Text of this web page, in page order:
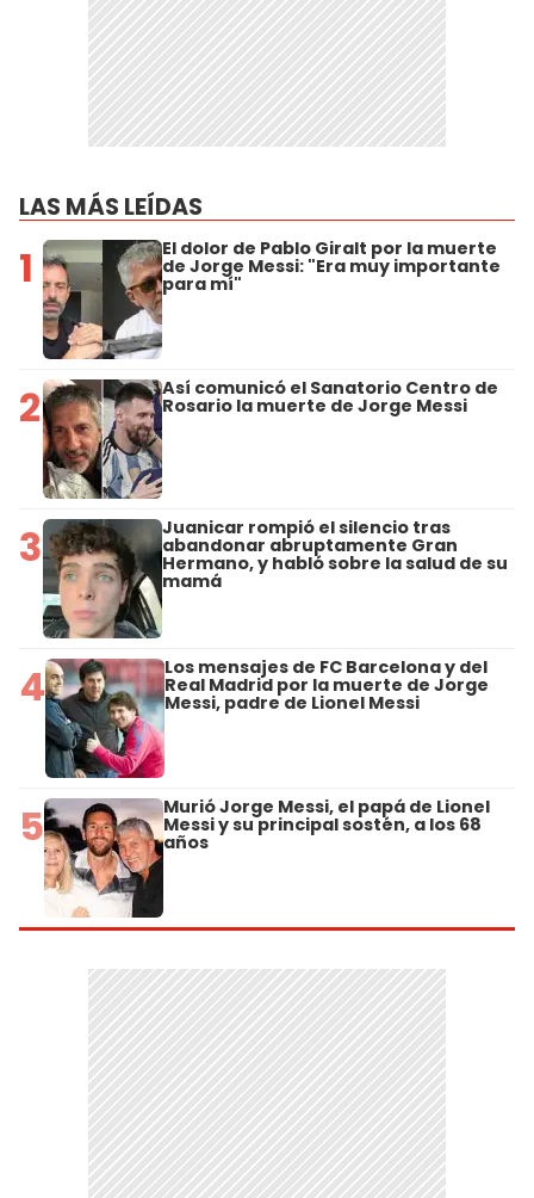
LAS MÁS LEÍDAS
1 El dolor de Pablo Giralt por la muerte
de Jorge Messi: "Era muy importante
para mí"
2 Así comunicó el Sanatorio Centro de
Rosario la muerte de Jorge Messi
3 Juanicar rompió el silencio tras
abandonar abruptamente Gran
Hermano, y habló sobre la salud de su
mamá
4 Los mensajes de FC Barcelona y del
Real Madrid por la muerte de Jorge
Messi, padre de Lionel Messi
5 Murió Jorge Messi, el papá de Lionel
Messi y su principal sostén, a los 68
años